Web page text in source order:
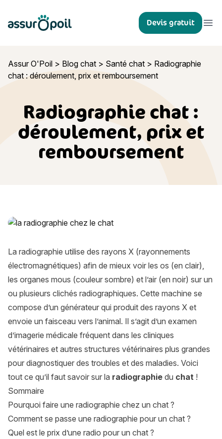
Assur O'Poil Devis gratuit
Assur O'Poil > Blog chat > Santé chat > Radiographie
chat : déroulement, prix et remboursement
Radiographie chat :
déroulement, prix et
remboursement
Radiographie chat : déroulement, prix et remboursement
La radiographie utilise des rayons X (rayonnements
électromagnétiques) afin de mieux voir les os (en clair),
les organes mous (couleur sombre) et l’air (en noir) sur un
ou plusieurs clichés radiographiques. Cette machine se
compose d’un générateur qui produit des rayons X et
envoie un faisceau vers l’animal. Il s’agit d’un examen
d’imagerie médicale fréquent dans les cliniques
vétérinaires et autres structures vétérinaires plus grandes
pour diagnostiquer des troubles et des maladies. Voici
tout ce qu’il faut savoir sur la radiographie du chat !
Sommaire
Pourquoi faire une radiographie chez un chat ?
Comment se passe une radiographie pour un chat ?
Quel est le prix d’une radio pour un chat ?